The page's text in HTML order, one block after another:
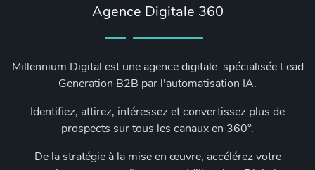
Agence Digitale 360
Millennium Digital est une agence digitale spécialisée Lead
Generation B2B par l'automatisation IA.
Identifiez, attirez, intéressez et convertissez plus de
prospects sur tous les canaux en 360°.
De la stratégie à la mise en œuvre, accélérez votre